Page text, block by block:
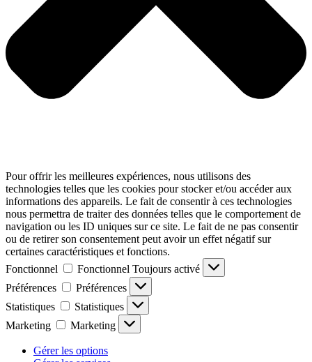
Pour offrir les meilleures expériences, nous utilisons des
technologies telles que les cookies pour stocker et/ou accéder aux
informations des appareils. Le fait de consentir à ces technologies
nous permettra de traiter des données telles que le comportement de
navigation ou les ID uniques sur ce site. Le fait de ne pas consentir
ou de retirer son consentement peut avoir un effet négatif sur
certaines caractéristiques et fonctions.
Fonctionnel
Fonctionnel Toujours activé
Préférences
Préférences
Statistiques
Statistiques
Marketing
Marketing
Gérer les options